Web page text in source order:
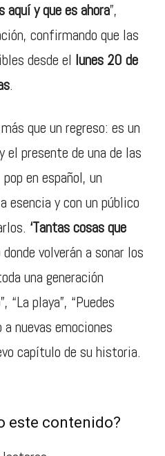
aquí y que es ahora”,
confirmando que las
desde el lunes 20 de
.
que un regreso: es un
presente de una de las
en español, un
esencia y con un público
‘Tantas cosas que
volverán a sonar los
una generación
“La playa”, “Puedes
nuevas emociones
capítulo de su historia.
este contenido?